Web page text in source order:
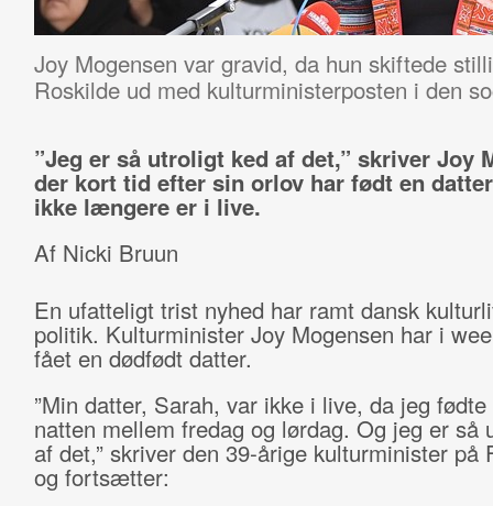
Joy Mogensen var gravid, da hun skiftede
Roskilde ud med kulturministerposten i den
”Jeg er så utroligt ked af det,” skriver Joy
der kort tid efter sin orlov har født en
ikke længere er i live.
Af Nicki Bruun
En ufatteligt trist nyhed har ramt dansk
politik. Kulturminister Joy Mogensen har i
fået en dødfødt datter.
”Min datter, Sarah, var ikke i live, da jeg fødte
natten mellem fredag og lørdag. Og jeg er så
af det,” skriver den 39-årige kulturminister på
og fortsætter: